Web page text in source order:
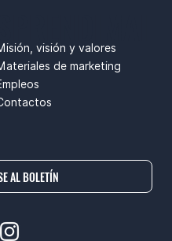
visión y valores
de marketing
AL BOLETÍN